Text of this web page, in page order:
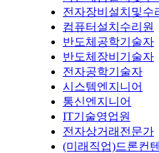
전자장비설치및수
컴퓨터설치수리원
반도체공학기술자
반도체장비기술자
전자공학기술자
시스템엔지니어
통신엔지니어
IT기술영업원
전자상거래전문가
(미래직업)드론컨